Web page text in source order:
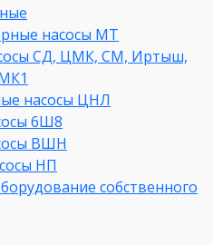
насосы МТ
СД, ЦМК, СМ, Иртыш,
насосы ЦНЛ
6Ш8
ВШН
НП
собственного